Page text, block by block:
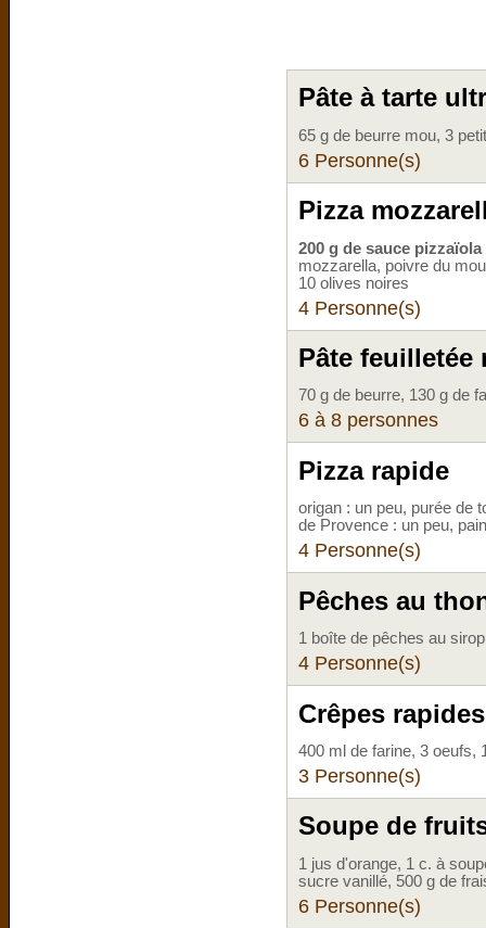
Pâte à tarte
65 g de beurre mou, 3
6 Personne(s)
Pizza
200 g de sauce
mozzarella, poivre du
10 olives noires
4 Personne(s)
Pâte feuilletée
70 g de beurre, 130 g de
6 à 8 personnes
Pizza rapide
origan : un peu, purée de
de Provence : un peu,
4 Personne(s)
Pêches au
1 boîte de pêches au
4 Personne(s)
Crêpes
400 ml de farine, 3 oeufs,
3 Personne(s)
Soupe de
1 jus d'orange, 1 c. à
sucre vanillé, 500 g de
6 Personne(s)